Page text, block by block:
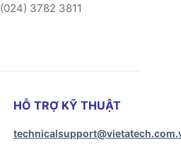
(024) 3782 3811
HỖ TRỢ KỸ THUẬT